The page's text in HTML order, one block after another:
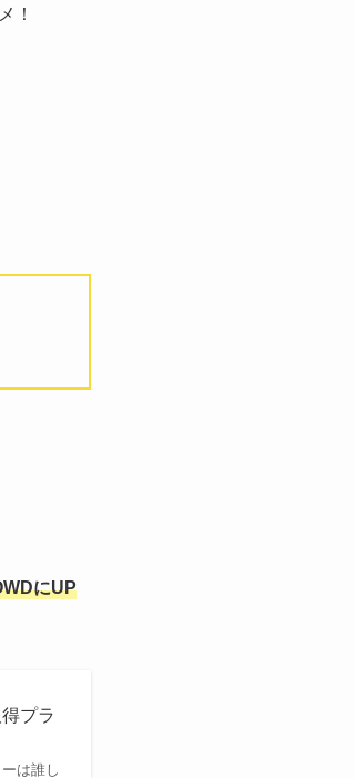
！
にUP
プラ
は誰し